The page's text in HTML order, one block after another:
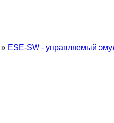
» ESE-SW - управляемый